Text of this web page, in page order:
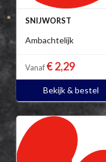
SNIJWORST
Ambachtelijk
Vanaf € 2,29
Bekijk & bestel